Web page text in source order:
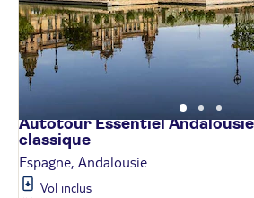
Autotour Essentiel Andalousie
classique
Espagne, Andalousie
Vol inclus